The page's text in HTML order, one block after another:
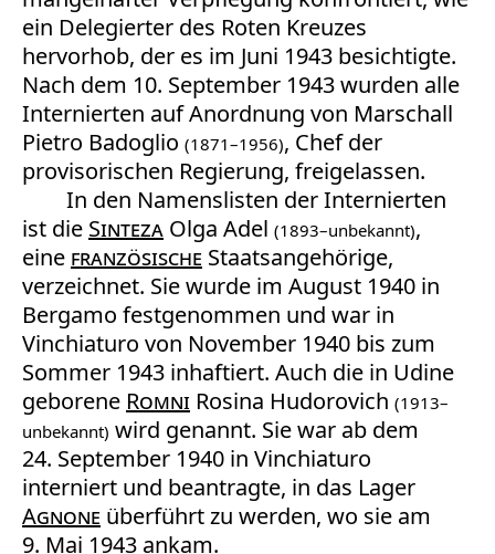
ein Delegierter des Roten Kreuzes
hervorhob, der es im Juni 1943 besichtigte.
Nach dem 10. September 1943 wurden alle
Internierten auf Anordnung von Marschall
Pietro Badoglio (1871–1956), Chef der
provisorischen Regierung, freigelassen.
In den Namenslisten der Internierten
ist die Sinteza Olga Adel (1893–unbekannt),
eine französische Staatsangehörige,
verzeichnet. Sie wurde im August 1940 in
Bergamo festgenommen und war in
Vinchiaturo von November 1940 bis zum
Sommer 1943 inhaftiert. Auch die in Udine
geborene Romni Rosina Hudorovich (1913–
unbekannt) wird genannt. Sie war ab dem
24. September 1940 in Vinchiaturo
interniert und beantragte, in das Lager
Agnone überführt zu werden, wo sie am
9. Mai 1943 ankam.